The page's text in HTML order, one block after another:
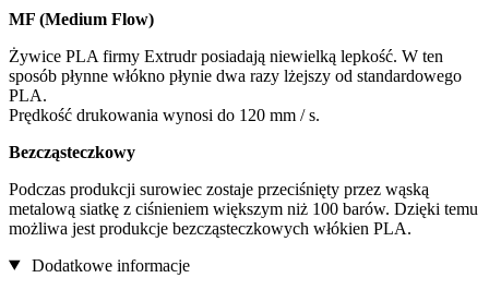
MF (Medium Flow)
Żywice PLA firmy Extrudr posiadają niewielką lepkość. W ten
sposób płynne włókno płynie dwa razy lżejszy od standardowego
PLA.
Prędkość drukowania wynosi do 120 mm / s.
Bezcząsteczkowy
Podczas produkcji surowiec zostaje przeciśnięty przez wąską
metalową siatkę z ciśnieniem większym niż 100 barów. Dzięki temu
możliwa jest produkcje bezcząsteczkowych włókien PLA.
Dodatkowe informacje